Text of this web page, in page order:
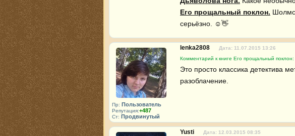
Его прощальный поклон. Шолмс
серьёзно. ☺️👋
Пр: Пользователь
Репутация:+487
Ст: Продвинутый
lenka2808
Дата: 11.07.2015 13:26
Комментарий к книге Его прощальный поклон:
Это просто классика детектива
разоблачение.
Yusti
Дата: 12.03.2015 08:35